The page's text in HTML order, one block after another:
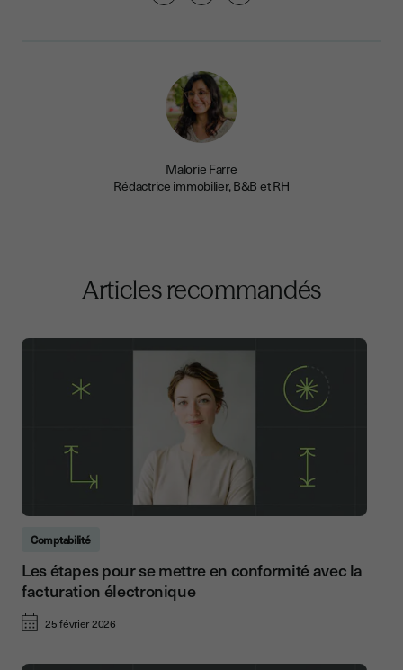
Malorie Farre
Rédactrice immobilier, B&B et RH
Articles recommandés
Comptabilité
Les étapes pour se mettre en conformité avec la
facturation électronique
25 février 2026